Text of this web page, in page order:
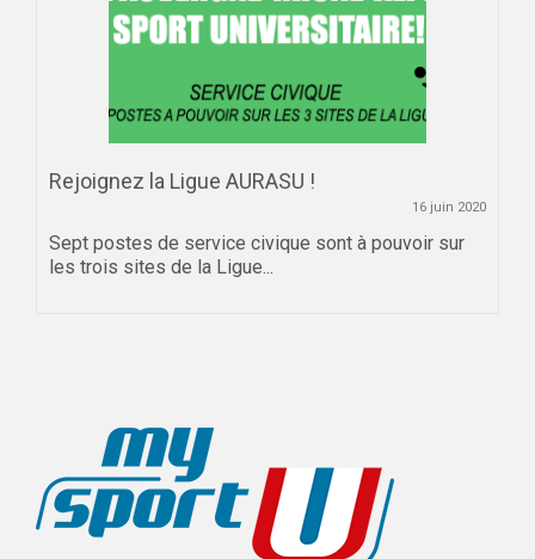
Rejoignez la Ligue AURASU !
16 juin 2020
Sept postes de service civique sont à pouvoir sur
les trois sites de la Ligue...